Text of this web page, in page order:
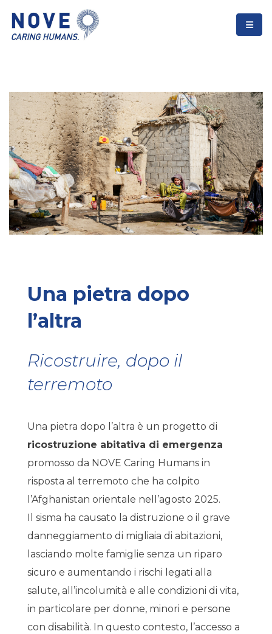
Una pietra dopo
l’altra
Ricostruire, dopo il
terremoto
Una pietra dopo l’altra è un progetto di
ricostruzione abitativa di emergenza
promosso da NOVE Caring Humans in
risposta al terremoto che ha colpito
l’Afghanistan orientale nell’agosto 2025.
Il sisma ha causato la distruzione o il grave
danneggiamento di migliaia di abitazioni,
lasciando molte famiglie senza un riparo
sicuro e aumentando i rischi legati alla
salute, all’incolumità e alle condizioni di vita,
in particolare per donne, minori e persone
con disabilità. In questo contesto, l’accesso a